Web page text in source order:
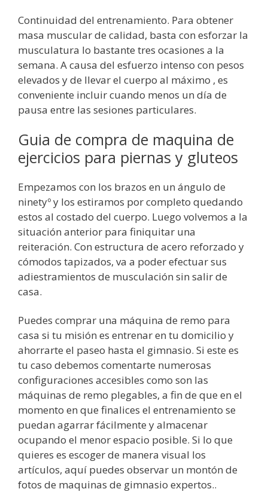
Continuidad del entrenamiento. Para obtener
masa muscular de calidad, basta con esforzar la
musculatura lo bastante tres ocasiones a la
semana. A causa del esfuerzo intenso con pesos
elevados y de llevar el cuerpo al máximo , es
conveniente incluir cuando menos un día de
pausa entre las sesiones particulares.
Guia de compra de maquina de
ejercicios para piernas y gluteos
Empezamos con los brazos en un ángulo de
ninetyº y los estiramos por completo quedando
estos al costado del cuerpo. Luego volvemos a la
situación anterior para finiquitar una
reiteración. Con estructura de acero reforzado y
cómodos tapizados, va a poder efectuar sus
adiestramientos de musculación sin salir de
casa.
Puedes comprar una máquina de remo para
casa si tu misión es entrenar en tu domicilio y
ahorrarte el paseo hasta el gimnasio. Si este es
tu caso debemos comentarte numerosas
configuraciones accesibles como son las
máquinas de remo plegables, a fin de que en el
momento en que finalices el entrenamiento se
puedan agarrar fácilmente y almacenar
ocupando el menor espacio posible. Si lo que
quieres es escoger de manera visual los
artículos, aquí puedes observar un montón de
fotos de maquinas de gimnasio expertos..